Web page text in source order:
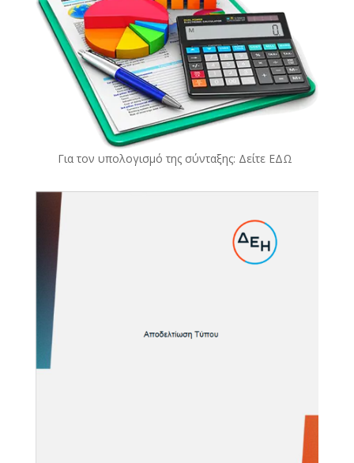
Για τον υπολογισμό της σύνταξης: Δείτε ΕΔΩ